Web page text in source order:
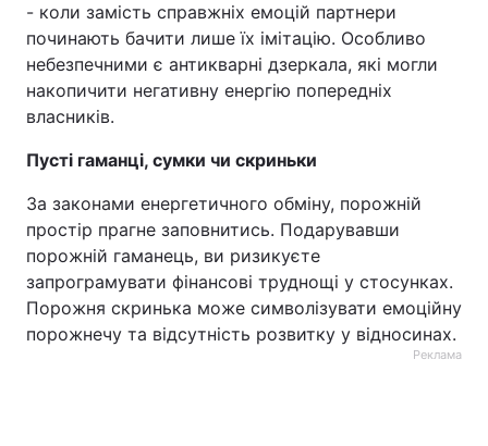
- коли замість справжніх емоцій партнери
починають бачити лише їх імітацію. Особливо
небезпечними є антикварні дзеркала, які могли
накопичити негативну енергію попередніх
власників.
Пусті гаманці, сумки чи скриньки
За законами енергетичного обміну, порожній
простір прагне заповнитись. Подарувавши
порожній гаманець, ви ризикуєте
запрограмувати фінансові труднощі у стосунках.
Порожня скринька може символізувати емоційну
порожнечу та відсутність розвитку у відносинах.
Реклама